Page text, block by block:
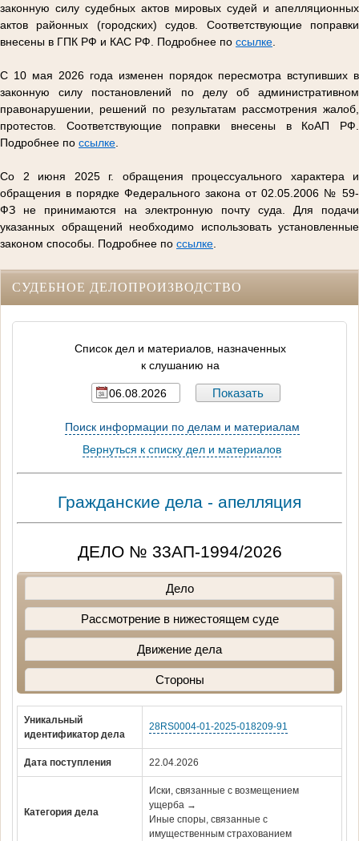
законную силу судебных актов мировых судей и апелляционных
актов районных (городских) судов. Соответствующие поправки
внесены в ГПК РФ и КАС РФ. Подробнее по ссылке
С 10 мая 2026 года изменен порядок пересмотра вступивших в
законную силу постановлений по делу об административном
правонарушении, решений по результатам рассмотрения жалоб,
протестов. Соответствующие поправки внесены в КоАП РФ.
Подробнее по ссылке
Со 2 июня 2025 г. обращения процессуального характера и
обращения в порядке Федерального закона от 02.05.2006 № 59-
ФЗ не принимаются на электронную почту суда. Для подачи
указанных обращений необходимо использовать установленные
законом способы. Подробнее по ссылке
СУДЕБНОЕ ДЕЛОПРОИЗВОДСТВО
Список дел и материалов, назначенных
к слушанию на
Поиск информации по делам и материалам
Вернуться к списку дел и материалов
Гражданские дела - апелляция
ДЕЛО № 33АП-1994/2026
Дело
Рассмотрение в нижестоящем суде
Движение дела
Стороны
Уникальный
идентификатор дела
28RS0004-01-2025-018209-91
Дата поступления 22.04.2026
Категория дела
Иски, связанные с возмещением
ущерба →
Иные споры, связанные с
имущественным страхованием